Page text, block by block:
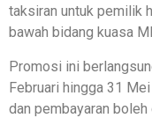
taksiran untuk pemilik
bawah bidang kuasa
Promosi ini
Februari hingga 31
dan pembayaran boleh